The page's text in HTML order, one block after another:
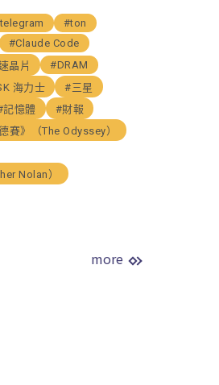
#ton
#Claude Code
晶片
#DRAM
海力士
#三星
記憶體
#財報
賽》（The Odyssey）
Nolan）
more